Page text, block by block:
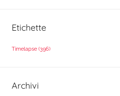
Etichette
Timelapse (396)
Archivi